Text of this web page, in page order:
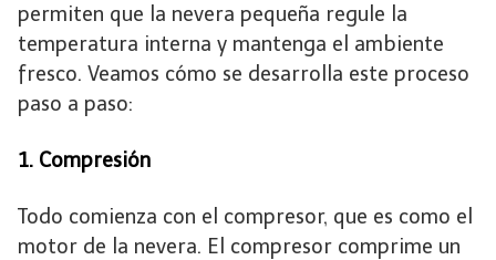
permiten que la nevera pequeña regule la
temperatura interna y mantenga el ambiente
fresco. Veamos cómo se desarrolla este proceso
paso a paso:
1. Compresión
Todo comienza con el compresor, que es como el
motor de la nevera. El compresor comprime un